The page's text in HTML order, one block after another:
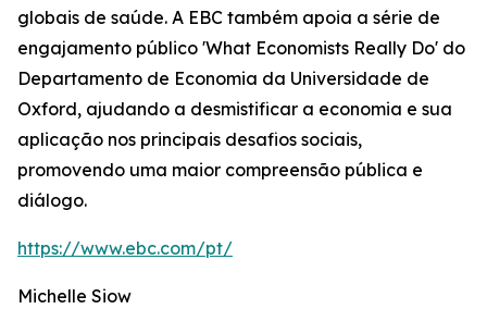
globais de saúde. A EBC também apoia a série de
engajamento público 'What Economists Really Do' do
Departamento de Economia da Universidade de
Oxford, ajudando a desmistificar a economia e sua
aplicação nos principais desafios sociais,
promovendo uma maior compreensão pública e
diálogo.
https://www.ebc.com/pt/
Michelle Siow